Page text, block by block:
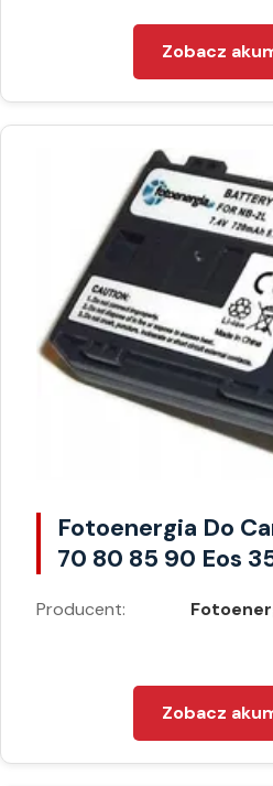
Zobacz
Fotoenergia Do
70 80 85 90 Eos
Producent:
Zobacz